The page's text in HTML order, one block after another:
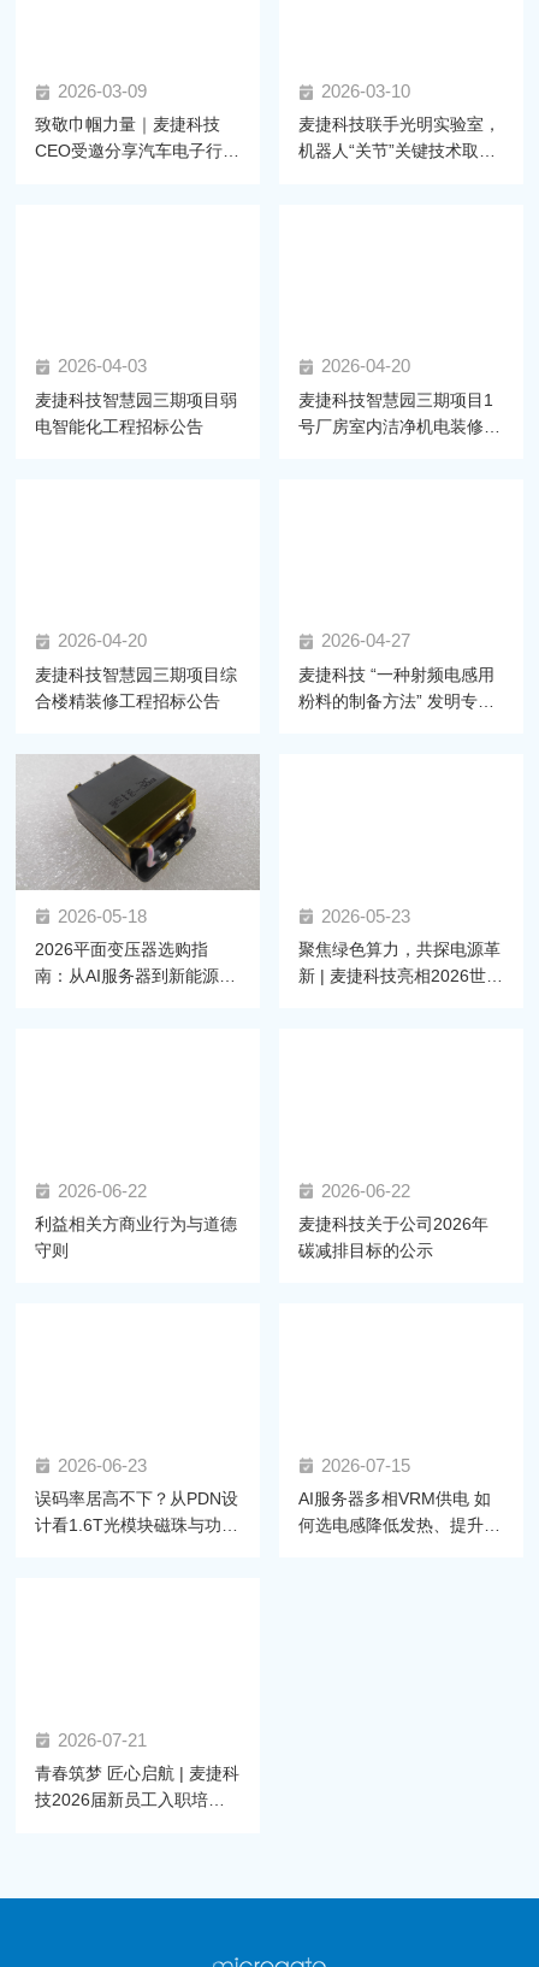
2026-03-09
致敬巾帼力量｜麦捷科技
CEO受邀分享汽车电子行业
2026-03-10
麦捷科技联手光明实验室，
机器人“关节”关键技术取得
2026-04-03
麦捷科技智慧园三期项目弱
电智能化工程招标公告
2026-04-20
麦捷科技智慧园三期项目1
号厂房室内洁净机电装修工
2026-04-20
麦捷科技智慧园三期项目综
合楼精装修工程招标公告
2026-04-27
麦捷科技 “一种射频电感用
粉料的制备方法” 发明专利
2026-05-18
2026平面变压器选购指
南：从AI服务器到新能源汽
2026-05-23
聚焦绿色算力，共探电源革
新 | 麦捷科技亮相2026世界
2026-06-22
利益相关方商业行为与道德
守则
2026-06-22
麦捷科技关于公司2026年
碳减排目标的公示
2026-06-23
误码率居高不下？从PDN设
计看1.6T光模块磁珠与功率
2026-07-15
AI服务器多相VRM供电 如
何选电感降低发热、提升效
2026-07-21
青春筑梦 匠心启航 | 麦捷科
技2026届新员工入职培训